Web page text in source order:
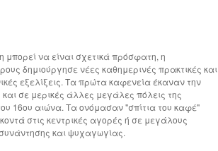
να είναι σχετικά πρόσφατη, η
δημιούργησε νέες καθημερινές πρακτικές και
εξελίξεις. Τα πρώτα καφενεία έκαναν την
σε μερικές άλλες μεγάλες πόλεις της
16ου αιώνα. Τα ονόμασαν "σπίτια του καφέ"
στις κεντρικές αγορές ή σε μεγάλους
και ψυχαγωγίας.